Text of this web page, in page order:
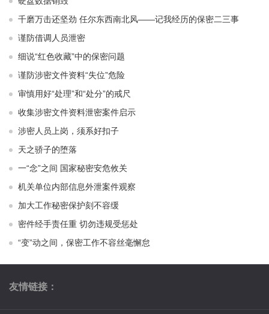
千磨万击还坚劲 任尔东西南北风——记我经历的保密二三事
谨防借调人员泄密
细说“红色收藏”中的保密问题
谨防涉密文件资料“失位”危险
审慎用好“处理”和“处分”的戒尺
收集涉密文件资料泄密案件启示
涉密人员上岗，须系好扣子
天之骄子的堕落
一“念”之间 国家秘密安危攸关
机关单位内部信息外泄案件观察
加大工作秘密保护刻不容缓
密件经手责任重 切勿违规受惩处
“变”动之间，保密工作不容丝毫懈怠
友情链接：